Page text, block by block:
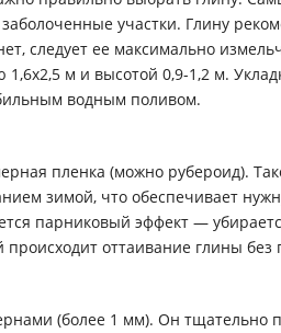
участки. Глину
следует ее максимально
м и высотой 0,9-1,2 м.
водным поливом.
пленка (можно рубероид).
зимой, что обеспечивает
парниковый эффект —
оттаивание глины без
(более 1 мм). Он тщательно